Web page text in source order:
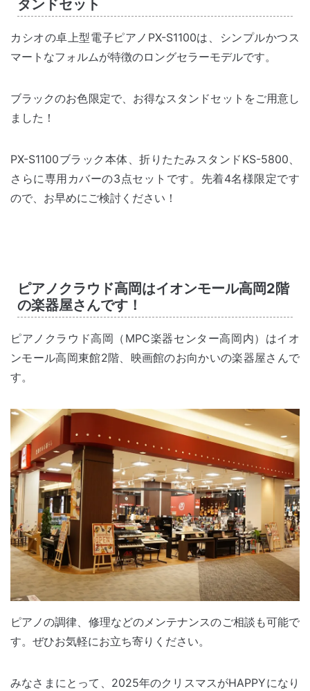
タンドセット
カシオの卓上型電子ピアノPX-S1100は、シンプルかつス
マートなフォルムが特徴のロングセラーモデルです。
ブラックのお色限定で、お得なスタンドセットをご用意し
ました！
PX-S1100ブラック本体、折りたたみスタンドKS-5800、
さらに専用カバーの3点セットです。先着4名様限定です
ので、お早めにご検討ください！
ピアノクラウド高岡はイオンモール高岡2階
の楽器屋さんです！
ピアノクラウド高岡（MPC楽器センター高岡内）はイオ
ンモール高岡東館2階、映画館のお向かいの楽器屋さんで
す。
ピアノの調律、修理などのメンテナンスのご相談も可能で
す。ぜひお気軽にお立ち寄りください。
みなさまにとって、2025年のクリスマスがHAPPYになり